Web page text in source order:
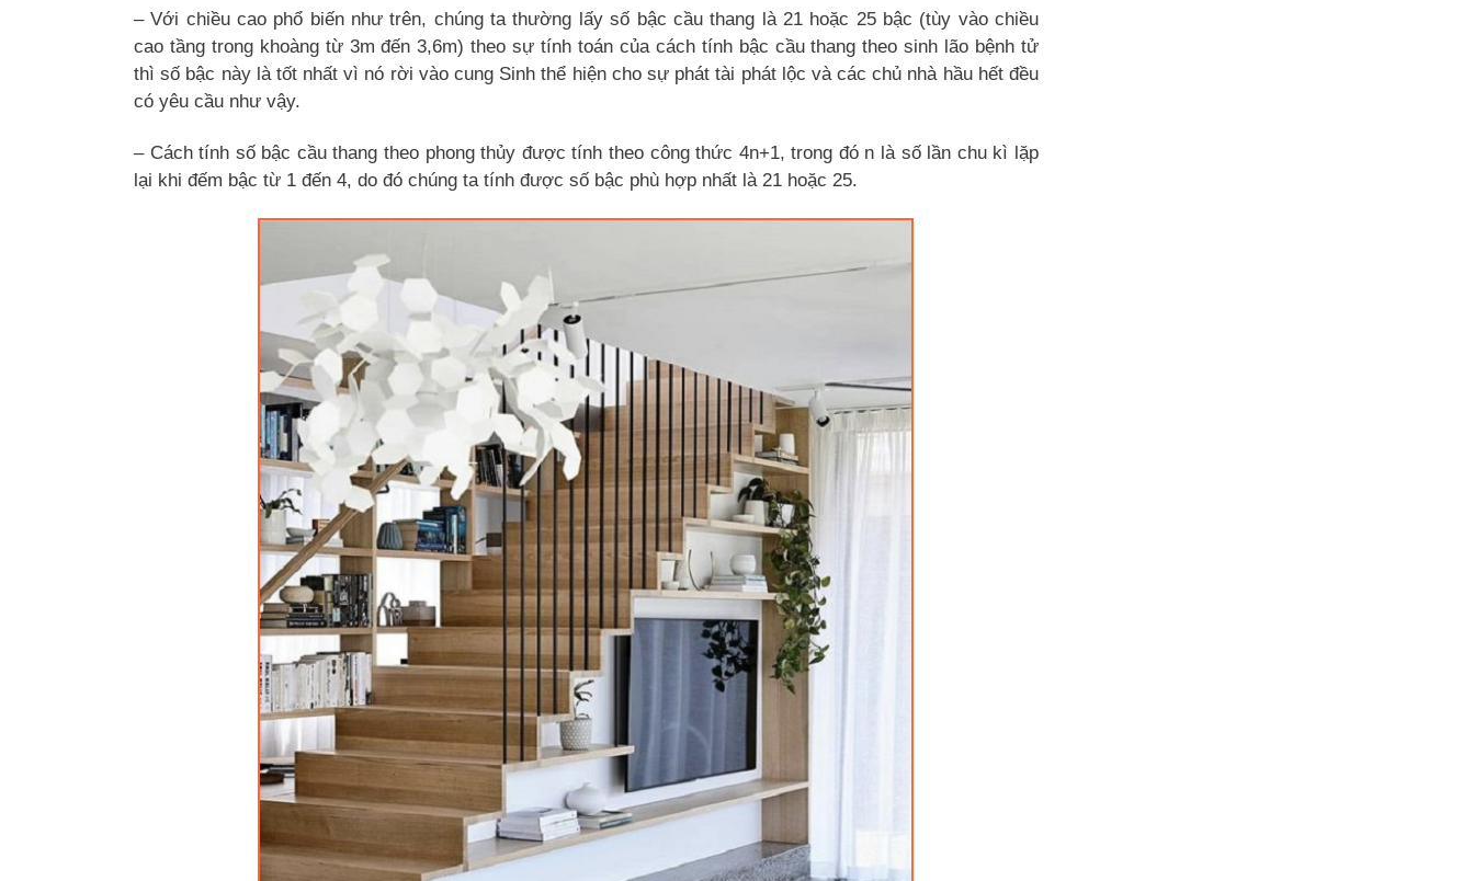
– Với chiều cao phổ biến như trên, chúng ta thường lấy số bậc cầu thang là 21 hoặc 25 bậc (tùy vào chiều
cao tầng trong khoàng từ 3m đến 3,6m) theo sự tính toán của cách tính bậc cầu thang theo sinh lão bệnh tử
thì số bậc này là tốt nhất vì nó rời vào cung Sinh thể hiện cho sự phát tài phát lộc và các chủ nhà hầu hết đều
có yêu cầu như vậy.
– Cách tính số bậc cầu thang theo phong thủy được tính theo công thức 4n+1, trong đó n là số lần chu kì lặp
lại khi đếm bậc từ 1 đến 4, do đó chúng ta tính được số bậc phù hợp nhất là 21 hoặc 25.